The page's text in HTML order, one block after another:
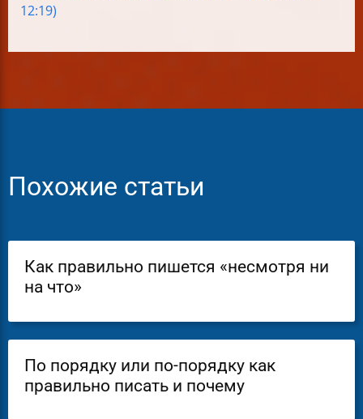
12:19)
Похожие статьи
Как правильно пишется «несмотря ни
на что»
По порядку или по-порядку как
правильно писать и почему